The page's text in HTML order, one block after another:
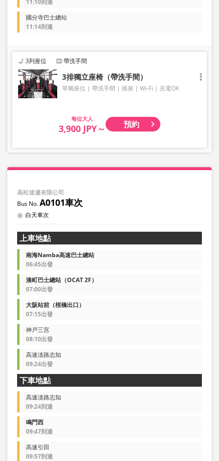
11:10到達
國分寺巴士總站
11:14到達
3列座位 帶洗手間
3排獨立座椅（帶洗手間）
單獨座位 帶洗手間 插座 Wi-Fi 充電OK
大人
3,900 JPY～ 預約
高松速遞有限公司
A0101車次
白天車次
上車地點
南海Namba高速巴士總站
06:45出發
湊町巴士總站（OCAT 2F）
07:00出發
大阪站前（桜橋出口）
07:15出發
神戸三宫
08:10出發
高速淡路志知
09:24出發
下車地點
高速淡路志知
09:24到達
鳴門西
09:47到達
高速引田
09:57到達